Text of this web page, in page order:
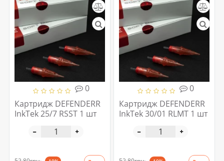
0
Картридж DEFENDERR
InkTek 25/7 RSST 1 шт
0
Картридж DEFENDERR
InkTek 30/01 RLMT 1 шт